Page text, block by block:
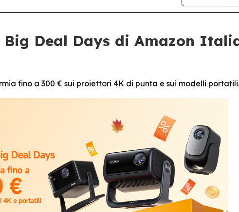
Deal Days di Amazon
fino a 300 € sui proiettori 4K di punta e sui modelli portatili.